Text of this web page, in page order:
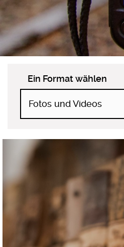
Ein Format wählen
Fotos und Videos